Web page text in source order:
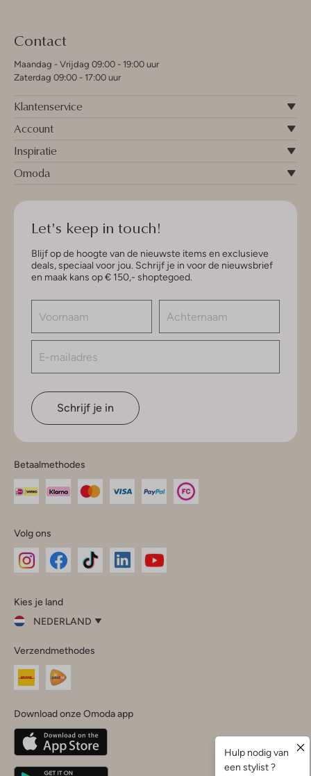
Contact
Maandag - Vrijdag 09:00 - 19:00 uur
Zaterdag 09:00 - 17:00 uur
Klantenservice
Account
Inspiratie
Omoda
Let's keep in touch!
Blijf op de hoogte van de nieuwste items en exclusieve
deals, speciaal voor jou. Schrijf je in voor de nieuwsbrief
en maak kans op € 150,- shoptegoed.
Schrijf je in
Betaalmethodes
Volg ons
InstagramFacebook
Kies je land
NEDERLAND
je
land
Nederland
Belgique(Français)
Deutschland
Verzendmethodes
Download onze Omoda app